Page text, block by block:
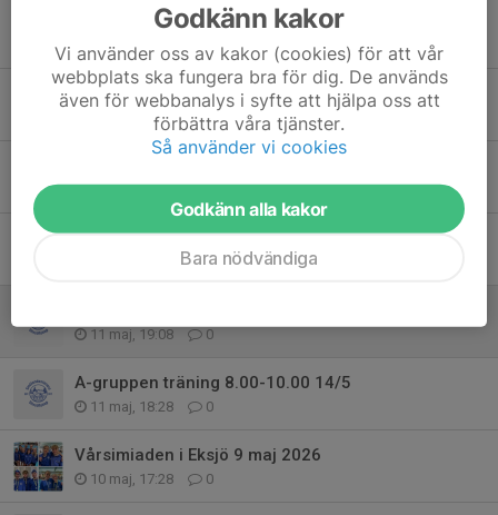
Östsvenska mästerskapen (50m) 30-31 maj 2026
31 maj, 20:55
OBS!! Sommarträning för A-gruppen!
24 maj, 20:31 0
18 maj, 18:57 0
A-gruppens morronträning inställd 18/5
0
11 maj, 19:08 0
A-gruppen träning 8.00-10.00 14/5
11 maj, 18:28 0
Vårsimiaden i Eksjö 9 maj 2026
10 maj, 17:28 0
Godkänn kakor
Vi använder oss av kakor (cookies) för att vår
webbplats ska fungera bra för dig. De används
även för webbanalys i syfte att hjälpa oss att
förbättra våra tjänster.
Så använder vi cookies
Godkänn alla kakor
Bara nödvändiga